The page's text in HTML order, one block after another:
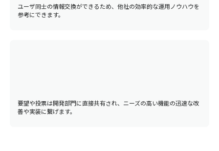
ユーザ同士の情報交換ができるため、他社の効率的な運用ノウハウを
参考にできます。
要望や投票は開発部門に直接共有され、ニーズの高い機能の迅速な改
善や実装に繋げます。